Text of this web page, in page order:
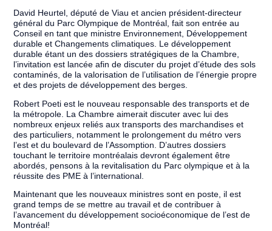
David Heurtel, député de Viau et ancien président-directeur
général du Parc Olympique de Montréal, fait son entrée au
Conseil en tant que ministre Environnement, Développement
durable et Changements climatiques. Le développement
durable étant un des dossiers stratégiques de la Chambre,
l’invitation est lancée afin de discuter du projet d’étude des sols
contaminés, de la valorisation de l’utilisation de l’énergie propre
et des projets de développement des berges.
Robert Poeti est le nouveau responsable des transports et de
la métropole. La Chambre aimerait discuter avec lui des
nombreux enjeux reliés aux transports des marchandises et
des particuliers, notamment le prolongement du métro vers
l’est et du boulevard de l’Assomption. D’autres dossiers
touchant le territoire montréalais devront également être
abordés, pensons à la revitalisation du Parc olympique et à la
réussite des PME à l’international.
Maintenant que les nouveaux ministres sont en poste, il est
grand temps de se mettre au travail et de contribuer à
l’avancement du développement socioéconomique de l’est de
Montréal!